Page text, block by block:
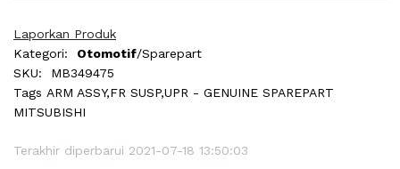
Laporkan Produk
Kategori:
Otomotif/Sparepart
SKU:
MB349475
Tags ARM ASSY,FR SUSP,UPR - GENUINE SPAREPART
MITSUBISHI
Terakhir diperbarui 2021-07-18 13:50:03